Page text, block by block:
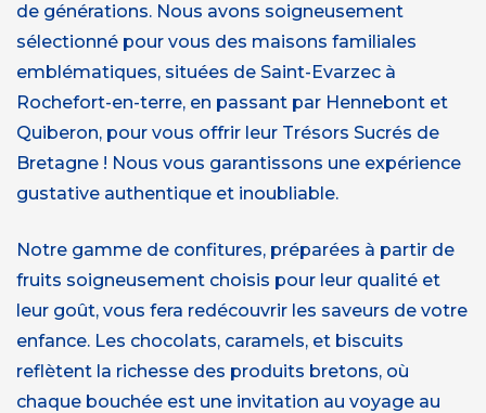
de générations. Nous avons soigneusement
sélectionné pour vous des maisons familiales
emblématiques, situées de Saint-Evarzec à
Rochefort-en-terre, en passant par Hennebont et
Quiberon, pour vous offrir leur Trésors Sucrés de
Bretagne ! Nous vous garantissons une expérience
gustative authentique et inoubliable.
Notre gamme de confitures, préparées à partir de
fruits soigneusement choisis pour leur qualité et
leur goût, vous fera redécouvrir les saveurs de votre
enfance. Les chocolats, caramels, et biscuits
reflètent la richesse des produits bretons, où
chaque bouchée est une invitation au voyage au